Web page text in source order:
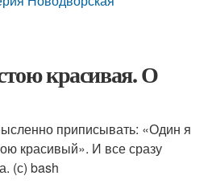
красивая. О
приписывать: «Один я
красивый». И все сразу
(с) bash